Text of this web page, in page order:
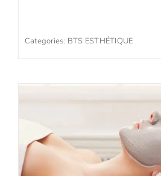
Categories: BTS ESTHÉTIQUE